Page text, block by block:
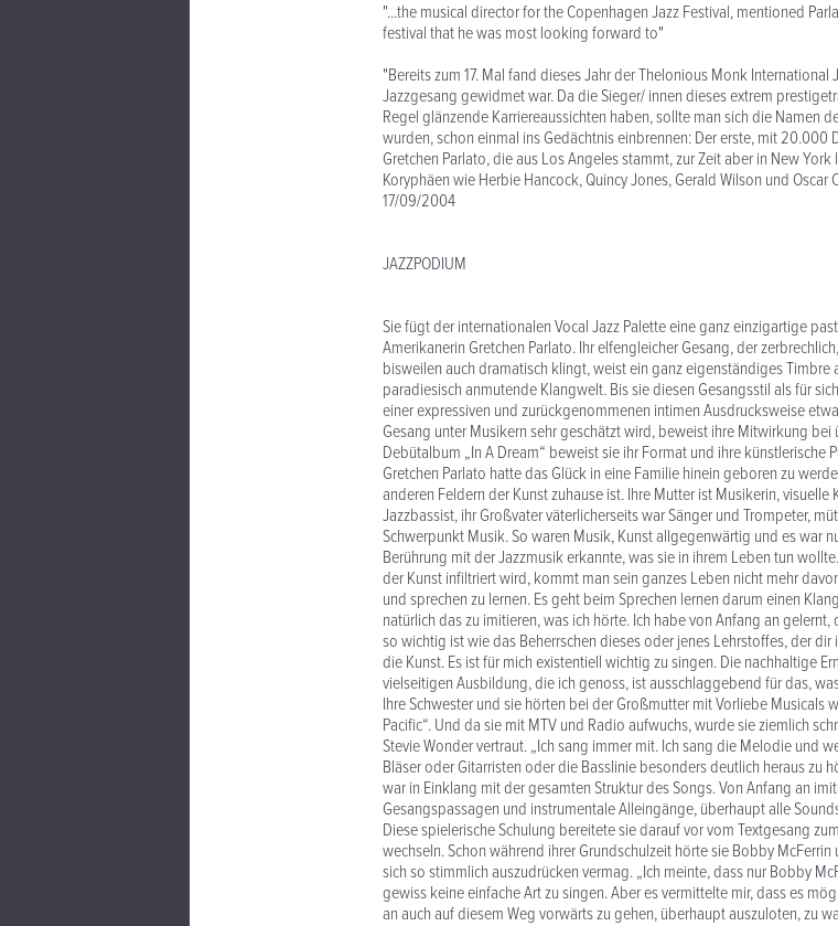
"...the musical director for the Copenhagen Jazz Festival, mentioned
festival that he was most looking forward to"
"Bereits zum 17. Mal fand dieses Jahr der Thelonious Monk
Jazzgesang gewidmet war. Da die Sieger/ innen dieses extrem
Regel glänzende Karriereaussichten haben, sollte man sich die Namen
wurden, schon einmal ins Gedächtnis einbrennen: Der erste, mit
Gretchen Parlato, die aus Los Angeles stammt, zur Zeit aber in New
Koryphäen wie Herbie Hancock, Quincy Jones, Gerald Wilson und Oscar
17/09/2004
JAZZPODIUM
Sie fügt der internationalen Vocal Jazz Palette eine ganz einzigartige
Amerikanerin Gretchen Parlato. Ihr elfengleicher Gesang, der
bisweilen auch dramatisch klingt, weist ein ganz eigenständiges Timbre
paradiesisch anmutende Klangwelt. Bis sie diesen Gesangsstil als für
einer expressiven und zurückgenommenen intimen Ausdrucksweise
Gesang unter Musikern sehr geschätzt wird, beweist ihre Mitwirkung
Debütalbum „In A Dream“ beweist sie ihr Format und ihre künstlerische
Gretchen Parlato hatte das Glück in eine Familie hinein geboren zu
anderen Feldern der Kunst zuhause ist. Ihre Mutter ist Musikerin,
Jazzbassist, ihr Großvater väterlicherseits war Sänger und Trompeter,
Schwerpunkt Musik. So waren Musik, Kunst allgegenwärtig und es war
Berührung mit der Jazzmusik erkannte, was sie in ihrem Leben tun
der Kunst infiltriert wird, kommt man sein ganzes Leben nicht mehr
und sprechen zu lernen. Es geht beim Sprechen lernen darum einen
natürlich das zu imitieren, was ich hörte. Ich habe von Anfang an
so wichtig ist wie das Beherrschen dieses oder jenes Lehrstoffes, der
die Kunst. Es ist für mich existentiell wichtig zu singen. Die nachhaltige
vielseitigen Ausbildung, die ich genoss, ist ausschlaggebend für das,
Ihre Schwester und sie hörten bei der Großmutter mit Vorliebe Musicals
Pacific“. Und da sie mit MTV und Radio aufwuchs, wurde sie ziemlich
Stevie Wonder vertraut. „Ich sang immer mit. Ich sang die Melodie und
Bläser oder Gitarristen oder die Basslinie besonders deutlich heraus zu
war in Einklang mit der gesamten Struktur des Songs. Von Anfang an
Gesangspassagen und instrumentale Alleingänge, überhaupt alle
Diese spielerische Schulung bereitete sie darauf vor vom Textgesang
wechseln. Schon während ihrer Grundschulzeit hörte sie Bobby
sich so stimmlich auszudrücken vermag. „Ich meinte, dass nur Bobby
gewiss keine einfache Art zu singen. Aber es vermittelte mir, dass es
an auch auf diesem Weg vorwärts zu gehen, überhaupt auszuloten, zu